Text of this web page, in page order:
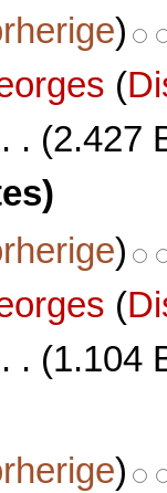
)
(
. . (2.427
)
(
. . (1.104
)